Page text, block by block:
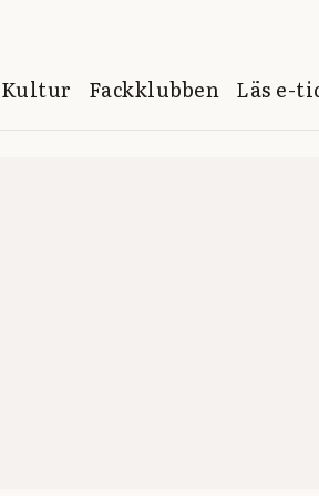
Kultur Fackklubben Läs e-